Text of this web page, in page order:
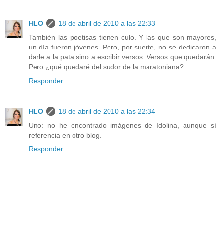
HLO
18 de abril de 2010 a las 22:33
También las poetisas tienen culo. Y las que son mayores,
un día fueron jóvenes. Pero, por suerte, no se dedicaron a
darle a la pata sino a escribir versos. Versos que quedarán.
Pero ¿qué quedaré del sudor de la maratoniana?
Responder
HLO
18 de abril de 2010 a las 22:34
Uno: no he encontrado imágenes de Idolina, aunque sí
referencia en otro blog.
Responder